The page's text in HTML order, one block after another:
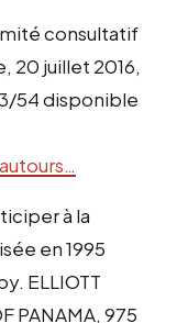
consultatif
20 juillet 2016,
54 disponible
à la
en 1995
ELLIOTT
PANAMA, 975